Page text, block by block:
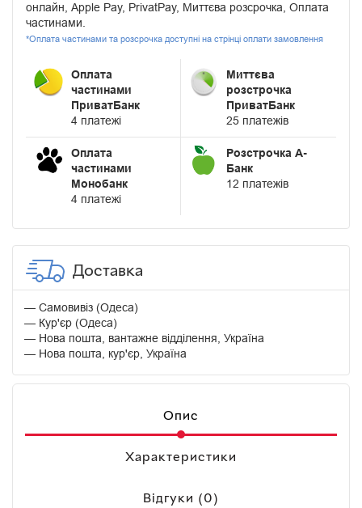
онлайн, Apple Pay, PrivatPay, Миттєва розсрочка, Оплата
частинами.
*Оплата частинами та розсрочка доступні на стрінці оплати замовлення
Оплата
частинами
ПриватБанк
4 платежі
Миттєва
розстрочка
ПриватБанк
25 платежів
Оплата
частинами
Монобанк
4 платежі
Розстрочка А-
Банк
12 платежів
Доставка
Самовивіз (Одеса)
Кур'єр (Одеса)
Нова пошта, вантажне відділення, Україна
Нова пошта, кур'єр, Україна
Опис
Характеристики
Відгуки (0)